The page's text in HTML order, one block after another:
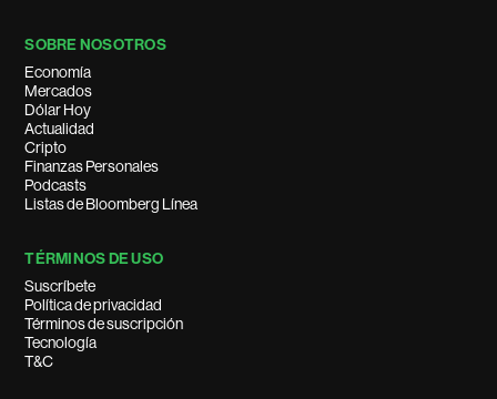
SOBRE NOSOTROS
Economía
Mercados
Dólar Hoy
Actualidad
Cripto
Finanzas Personales
Podcasts
Listas de Bloomberg Línea
TÉRMINOS DE USO
Suscríbete
Política de privacidad
Términos de suscripción
Tecnología
T&C